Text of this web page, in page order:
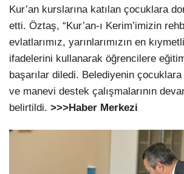
Kur’an kurslarına katılan çocuklara
etti. Öztaş, “Kur’an-ı Kerim’imizin
evlatlarımız, yarınlarımızın en
ifadelerini kullanarak öğrencilere
başarılar diledi. Belediyenin
ve manevi destek çalışmalarının
belirtildi. >>>Haber Merkezi